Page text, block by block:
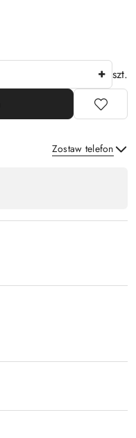
szt.
Zostaw telefon